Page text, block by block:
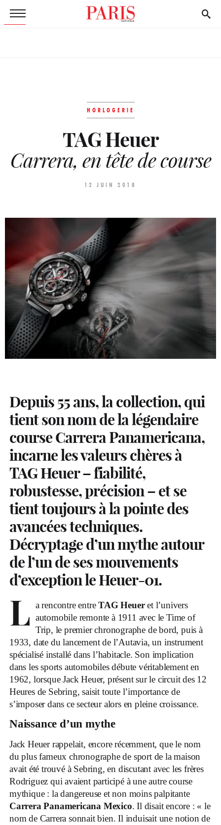
HORLOGERIE
TAG Heuer
Carrera, en tête de course
12 JUIN 2018
Depuis 55 ans, la collection, qui
tient son nom de la légendaire
course Carrera Panamericana,
incarne les valeurs chères à
TAG Heuer – fiabilité,
robustesse, précision – et se
tient toujours à la pointe des
avancées techniques.
Décryptage d’un mythe autour
de l’un de ses mouvements
d’exception le Heuer-01.
L a rencontre entreTAG Heueret l’univers
automobile remonte à 1911 avec le Time of
Trip, le premier chronographe de bord, puis à
1933, date du lancement de l’Autavia, un instrument
spécialisé installé dans l’habitacle. Son implication
dans les sports automobiles débute véritablement en
1962, lorsque Jack Heuer, présent sur le circuit des 12
Heures de Sebring, saisit toute l’importance de
s’imposer dans ce secteur alors en pleine croissance.
Naissance d’un mythe
Jack Heuer rappelait, encore récemment, que le nom
du plus fameux chronographe de sport de la maison
avait été trouvé à Sebring, en discutant avec les frères
Rodriguez qui avaient participé à une autre course
mythique : la dangereuse et non moins palpitante
Carrera Panamericana Mexico. Il disait encore : « le
nom de Carrera sonnait bien. Il induisait une notion de